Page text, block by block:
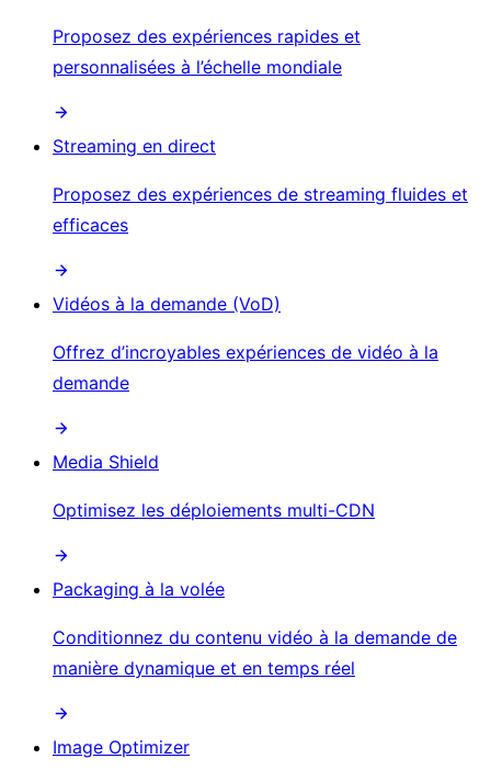
Proposez des expériences rapides et
personnalisées à l’échelle mondiale
Streaming en direct
Proposez des expériences de streaming fluides et
efficaces
Vidéos à la demande (VoD)
Offrez d’incroyables expériences de vidéo à la
demande
Media Shield
Optimisez les déploiements multi-CDN
Packaging à la volée
Conditionnez du contenu vidéo à la demande de
manière dynamique et en temps réel
Image Optimizer